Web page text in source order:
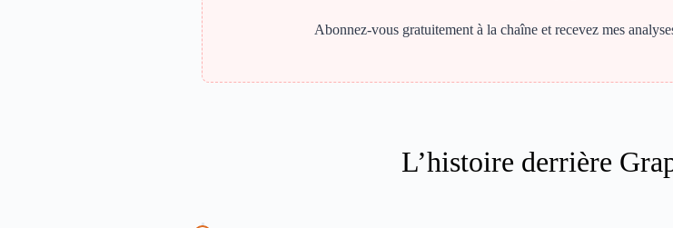
Abonnez-vous gratuitement à la chaîne et recevez mes
L’histoire derrière